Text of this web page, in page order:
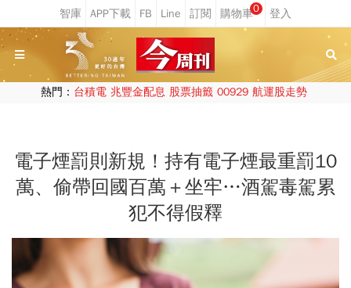
0
熱門： 台積電 兆豐金配息 股票抽籤 00929 航運股走勢
電子煙罰則新規！持有電子煙最重罰10
萬、偷帶回國百萬＋坐牢…酒駕毒駕累
犯不得假釋